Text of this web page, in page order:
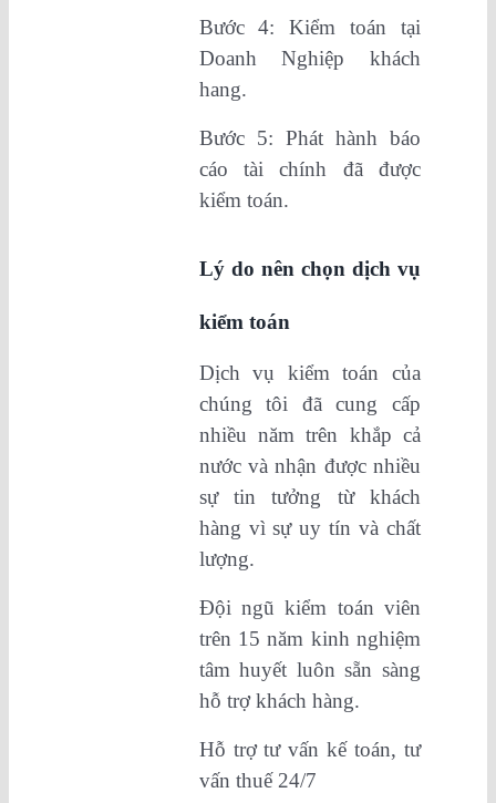
Bước 4: Kiểm toán tại
Doanh Nghiệp khách
hang.
Bước 5: Phát hành báo
cáo tài chính đã được
kiểm toán.
Lý do nên chọn dịch vụ
kiểm toán
Dịch vụ kiểm toán của
chúng tôi đã cung cấp
nhiều năm trên khắp cả
nước và nhận được nhiều
sự tin tưởng từ khách
hàng vì sự uy tín và chất
lượng.
Đội ngũ kiểm toán viên
trên 15 năm kinh nghiệm
tâm huyết luôn sẵn sàng
hỗ trợ khách hàng.
Hỗ trợ tư vấn kế toán, tư
vấn thuế 24/7